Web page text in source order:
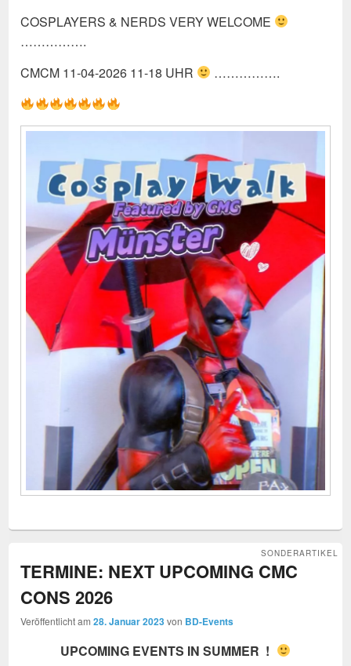
COSPLAYERS & NERDS VERY WELCOME
…………….
CMCM 11-04-2026 11-18 UHR
…………….
TERMINE: NEXT UPCOMING CMC
CONS 2026
SONDERARTIKEL
Veröffentlicht am28. Januar 2023von BD-Events
UPCOMING EVENTS IN SUMMER !